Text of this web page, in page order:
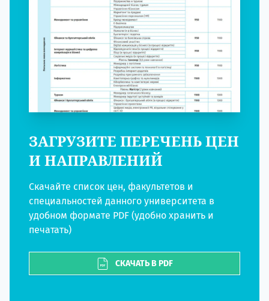
ЗАГРУЗИТЕ ПЕРЕЧЕНЬ ЦЕН
И НАПРАВЛЕНИЙ
Скачайте список цен, факультетов и
специальностей данного университета в
удобном формате PDF (удобно хранить и
печатать)
СКАЧАТЬ В PDF